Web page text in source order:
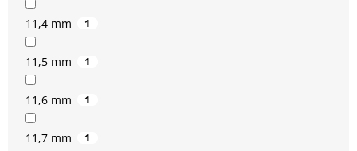
11,4 mm 1
11,5 mm 1
11,6 mm 1
11,7 mm 1